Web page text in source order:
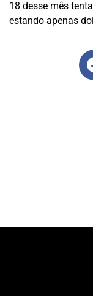
18 desse mês
estando apenas